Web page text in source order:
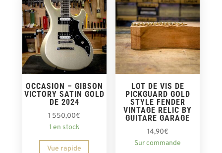
OCCASION – GIBSON
VICTORY SATIN GOLD
DE 2024
1 550,00€
1 en stock
Vue rapide
LOT DE VIS DE
PICKGUARD GOLD
STYLE FENDER
VINTAGE RELIC BY
GUITARE GARAGE
14,90€
Sur commande